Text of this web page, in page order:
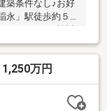
築条件なし♪お好
」駅徒歩約５分
ホームにご検討
万円